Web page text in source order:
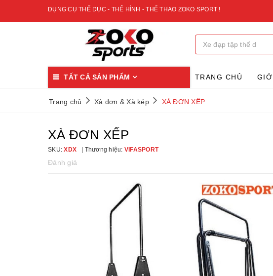
DỤNG CỤ THỂ DỤC - THỂ HÌNH - THỂ THAO ZOKO SPORT !
TẤT CẢ SẢN PHẨM TRANG CHỦ
Trang chủ Xà đơn & Xà kép XÀ ĐƠN XẾP
XÀ ĐƠN XẾP
SKU:XDX Thương hiệu: VIFASPORT
Đánh giá